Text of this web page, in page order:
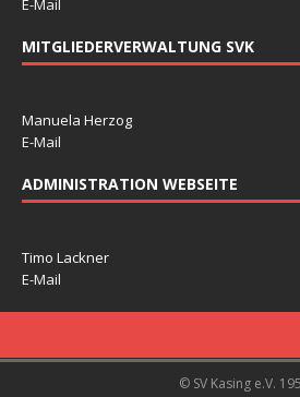
E-Mail
MITGLIEDERVERWALTUNG SVK
Manuela Herzog
E-Mail
ADMINISTRATION WEBSEITE
Timo Lackner
E-Mail
© SV Kasing e.V.